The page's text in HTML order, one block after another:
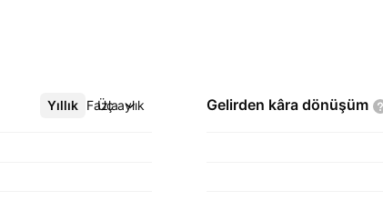
Yıllık Üç aylık
Daha Fazla Gelirden kâra dönüşüm